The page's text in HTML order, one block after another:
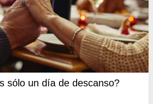
sólo un día de descanso?